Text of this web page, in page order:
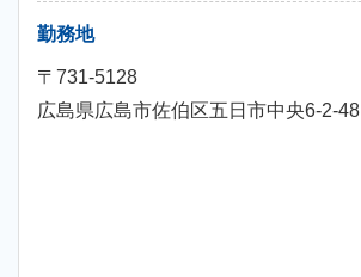
勤務地
〒731-5128
広島県広島市佐伯区五日市中央6-2-48